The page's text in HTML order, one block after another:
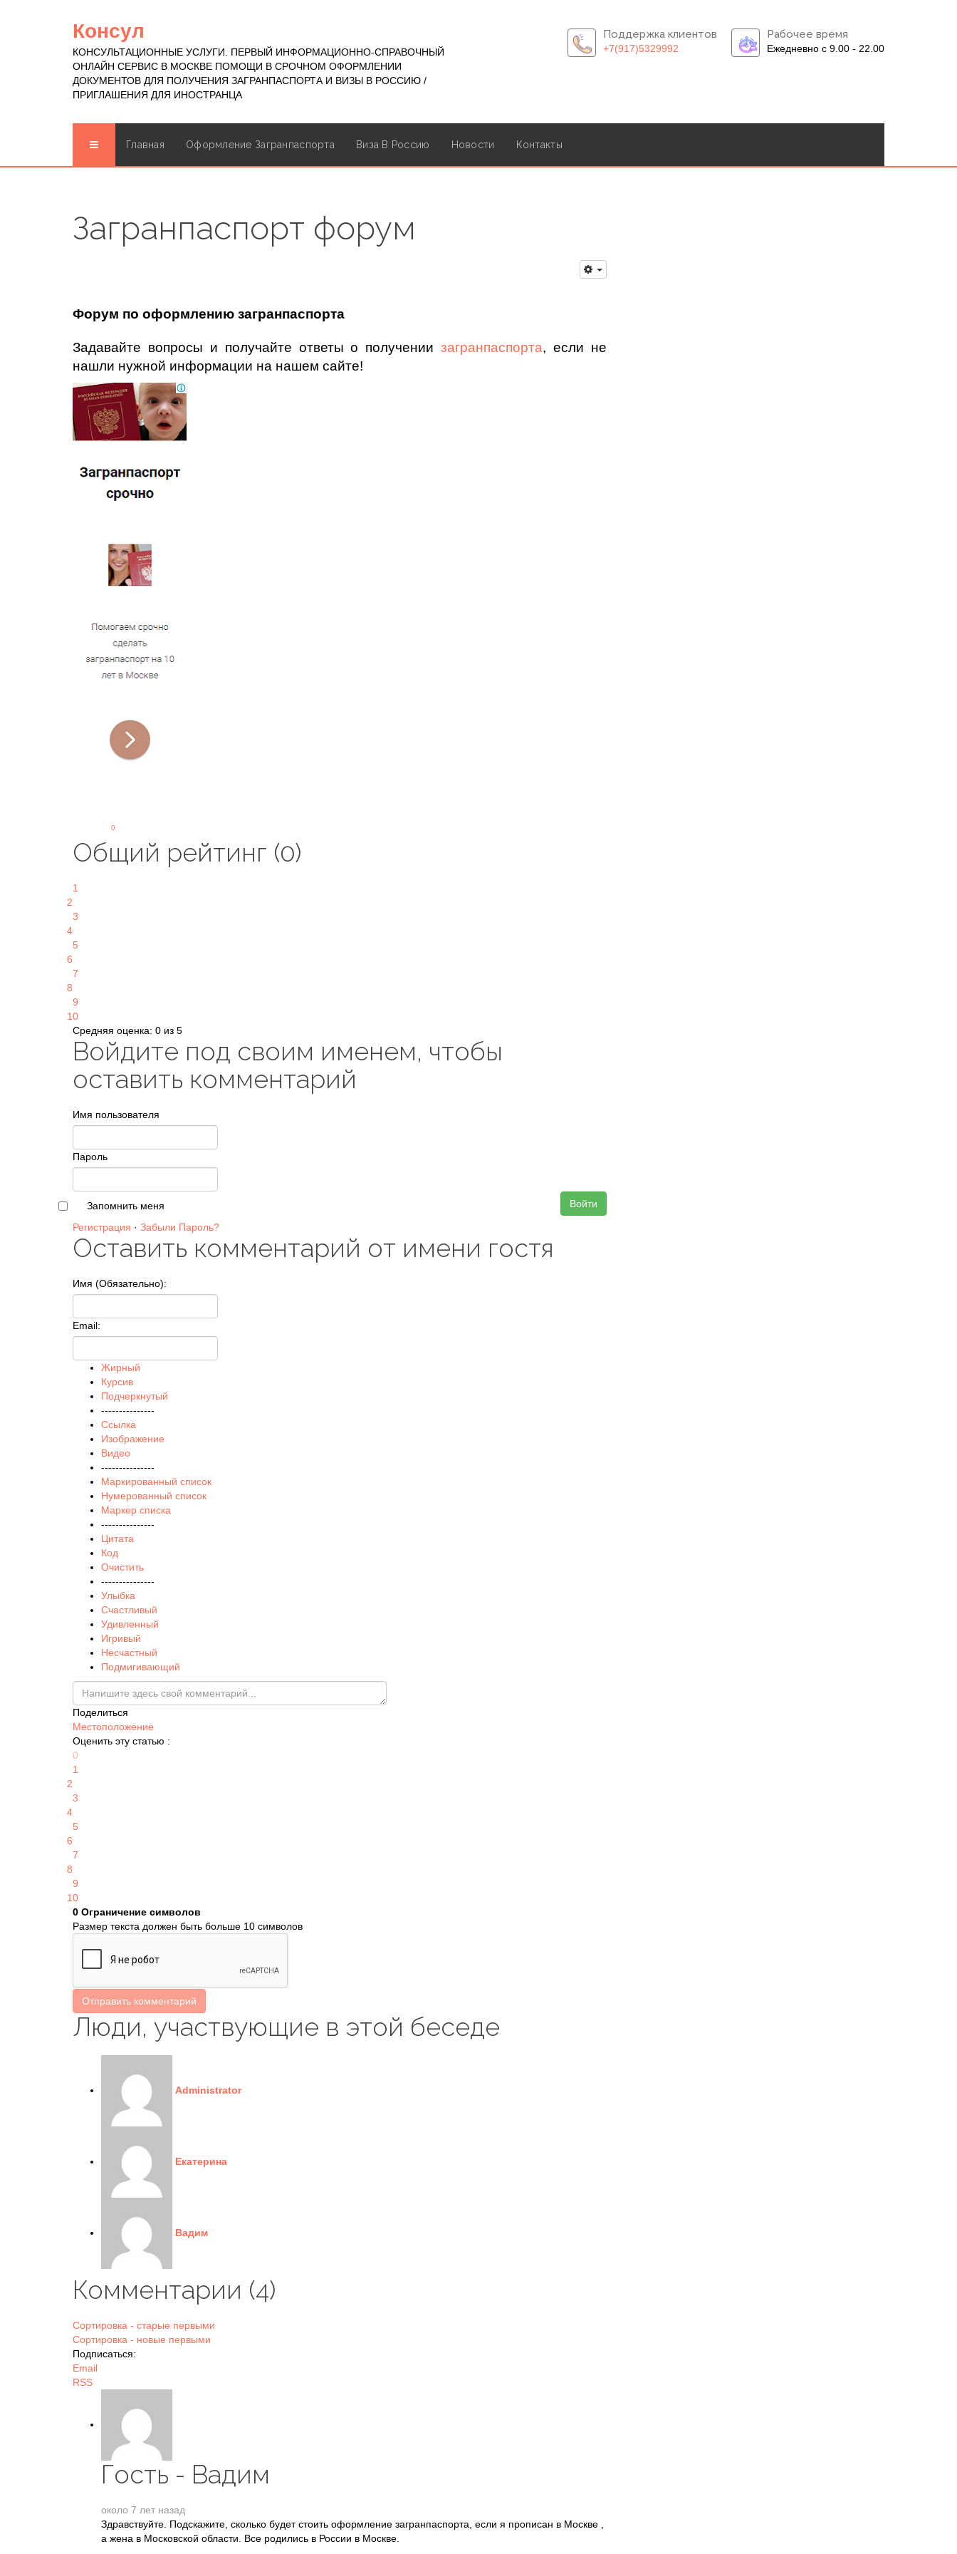
Консул
КОНСУЛЬТАЦИОННЫЕ УСЛУГИ. ПЕРВЫЙ ИНФОРМАЦИОННО-СПРАВОЧНЫЙ
ОНЛАЙН СЕРВИС В МОСКВЕ ПОМОЩИ В СРОЧНОМ ОФОРМЛЕНИИ
ДОКУМЕНТОВ ДЛЯ ПОЛУЧЕНИЯ ЗАГРАНПАСПОРТА И ВИЗЫ В РОССИЮ /
ПРИГЛАШЕНИЯ ДЛЯ ИНОСТРАНЦА
Поддержка клиентов
+7(917)5329992
Рабочее время
Ежедневно с 9.00 - 22.00
Главная Оформление Загранпаспорта Виза В Россию Новости Контакты
Загранпаспорт форум
Форум по оформлению загранпаспорта
Задавайте вопросы и получайте ответы о получениизагранпаспорта, если не
нашли нужной информации на нашем сайте!
0
Общий рейтинг (0)
1
2
3
4
5
6
7
8
9
10
Средняя оценка: 0 из 5
Войдите под своим именем, чтобы
оставить комментарий
Имя пользователя
Пароль
Войти
Запомнить меня
Регистрация · Забыли Пароль?
Оставить комментарий от имени гостя
Имя (Обязательно):
Email:
Жирный
Курсив
Подчеркнутый
---------------
Ссылка
Изображение
Видео
---------------
Маркированный список
Нумерованный список
Маркер списка
---------------
Цитата
Код
Очистить
---------------
Улыбка
Счастливый
Удивленный
Игривый
Несчастный
Подмигивающий
Поделиться
Местоположение
Оценить эту статью :
0
1
2
3
4
5
6
7
8
9
10
0 Ограничение символов
Размер текста должен быть больше 10 символов
Отправить комментарий
Люди, участвующие в этой беседе
Administrator
Екатерина
Вадим
Комментарии (4)
Сортировка - старые первыми
Сортировка - новые первыми
Подписаться:
Email
RSS
Гость - Вадим
около 7 лет назад
Здравствуйте. Подскажите, сколько будет стоить оформление загранпаспорта, если я прописан в Москве ,
а жена в Московской области. Все родились в России в Москве.